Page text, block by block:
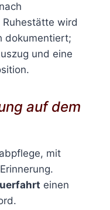
Ruhestätte wird
dokumentiert;
und eine
auf dem
mit
einen